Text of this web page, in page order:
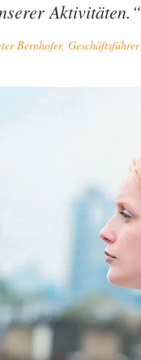
Aktivitäten.“
Bernhofer, Geschäftsführer